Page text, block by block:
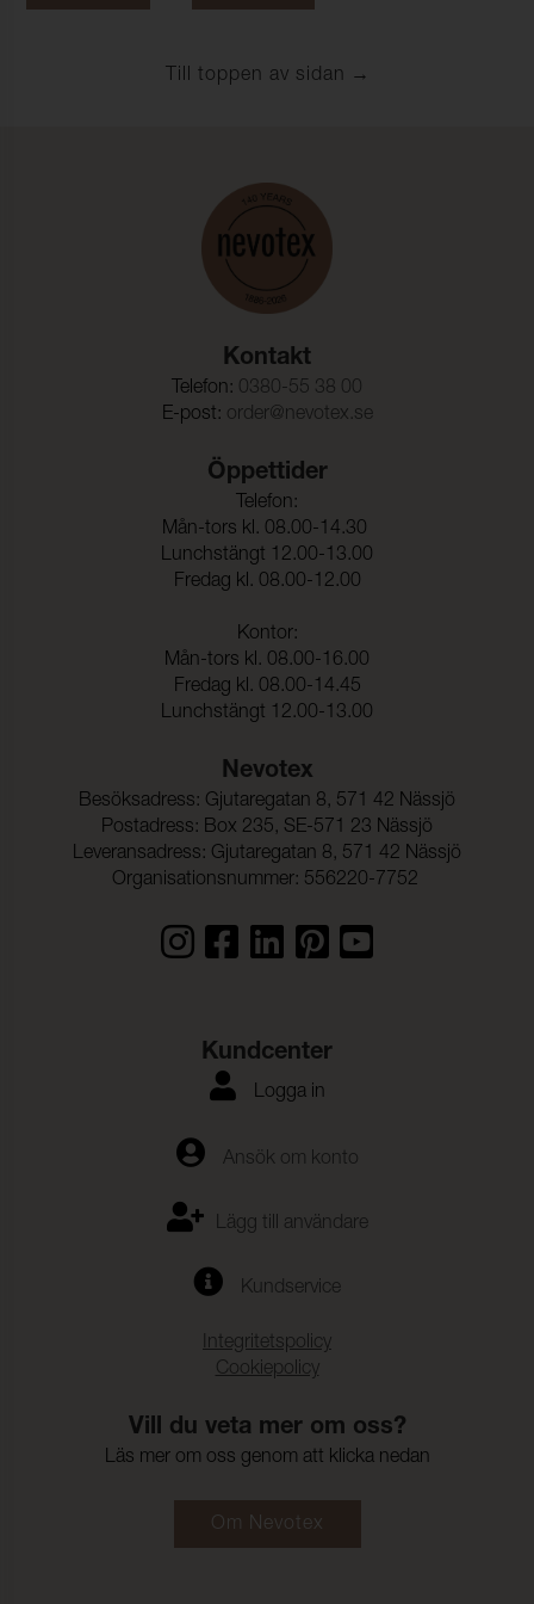
Till toppen av sidan
Kontakt
Telefon: 0380-55 38 00
E-post: order@nevotex.se
Öppettider
Telefon:
Mån-tors kl. 08.00-14.30
Lunchstängt 12.00-13.00
Fredag kl. 08.00-12.00
Kontor:
Mån-tors kl. 08.00-16.00
Fredag kl. 08.00-14.45
Lunchstängt 12.00-13.00
Nevotex
Besöksadress: Gjutaregatan 8, 571 42 Nässjö
Postadress: Box 235, SE-571 23 Nässjö
Leveransadress: Gjutaregatan 8, 571 42 Nässjö
Organisationsnummer: 556220-7752
Kundcenter
Logga in
Ansök om konto
Lägg till användare
Kundservice
Integritetspolicy
Cookiepolicy
Vill du veta mer om oss?
Läs mer om oss genom att klicka nedan
Om Nevotex